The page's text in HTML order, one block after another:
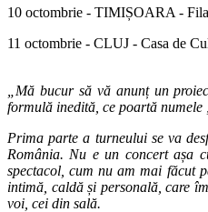
10 octombrie - TIMIȘOARA -
11 octombrie - CLUJ - Casa de
„Mă bucur să vă anunț un
formulă inedită, ce poartă numele
Prima parte a turneului se va
România. Nu e un concert așa
spectacol, cum nu am mai făcut
intimă, caldă și personală, care
voi, cei din sală.